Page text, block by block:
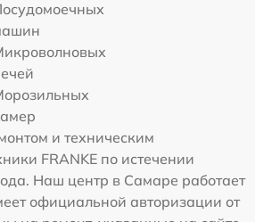
и техническим
FRANKE по истечении
Наш центр в Самаре работает
официальной авторизации от